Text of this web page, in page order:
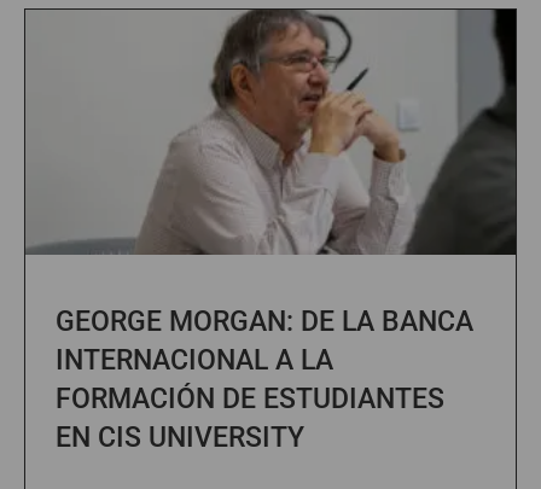
GEORGE MORGAN: DE LA BANCA
INTERNACIONAL A LA
FORMACIÓN DE ESTUDIANTES
EN CIS UNIVERSITY